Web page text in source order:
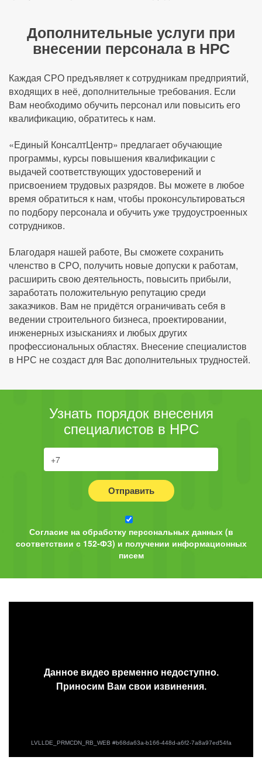
Дополнительные услуги при
внесении персонала в НРС
Каждая СРО предъявляет к сотрудникам предприятий,
входящих в неё, дополнительные требования. Если
Вам необходимо обучить персонал или повысить его
квалификацию, обратитесь к нам.
«Единый КонсалтЦентр» предлагает обучающие
программы, курсы повышения квалификации с
выдачей соответствующих удостоверений и
присвоением трудовых разрядов. Вы можете в любое
время обратиться к нам, чтобы проконсультироваться
по подбору персонала и обучить уже трудоустроенных
сотрудников.
Благодаря нашей работе, Вы сможете сохранить
членство в СРО, получить новые допуски к работам,
расширить свою деятельность, повысить прибыли,
заработать положительную репутацию среди
заказчиков. Вам не придётся ограничивать себя в
ведении строительного бизнеса, проектировании,
инженерных изысканиях и любых других
профессиональных областях. Внесение специалистов
в НРС не создаст для Вас дополнительных трудностей.
Узнать порядок внесения
специалистов в НРС
Отправить
Согласие на обработку персональных данных (в
соответствии с 152-ФЗ) и получении информационных
писем